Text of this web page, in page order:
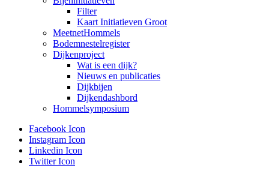
Filter
Kaart Initiatieven Groot
MeetnetHommels
Bodemnestelregister
Dijkenproject
Wat is een dijk?
Nieuws en publicaties
Dijkbijen
Dijkendashbord
Hommelsymposium
Facebook Icon
Instagram Icon
Linkedin Icon
Twitter Icon